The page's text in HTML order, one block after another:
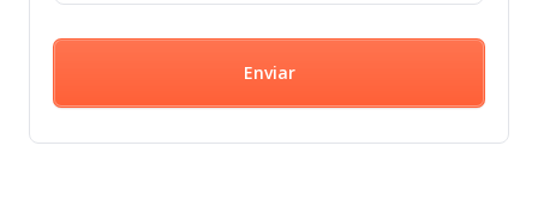
Enviar